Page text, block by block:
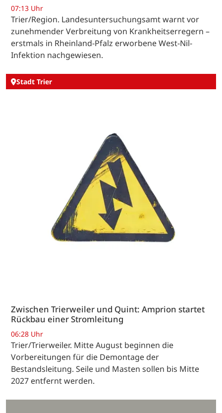
07:13 Uhr
Trier/Region. Landesuntersuchungsamt warnt vor
zunehmender Verbreitung von Krankheitserregern –
erstmals in Rheinland-Pfalz erworbene West-Nil-
Infektion nachgewiesen.
Stadt Trier
Zwischen Trierweiler und Quint: Amprion startet
Rückbau einer Stromleitung
06:28 Uhr
Trier/Trierweiler. Mitte August beginnen die
Vorbereitungen für die Demontage der
Bestandsleitung. Seile und Masten sollen bis Mitte
2027 entfernt werden.